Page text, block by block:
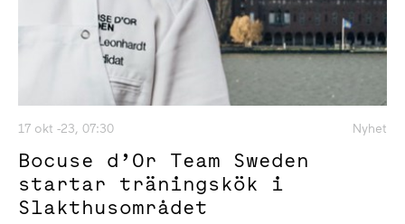
17 okt -23, 07:30 Nyhet
Bocuse d’Or Team Sweden
startar träningskök i
Slakthusområdet